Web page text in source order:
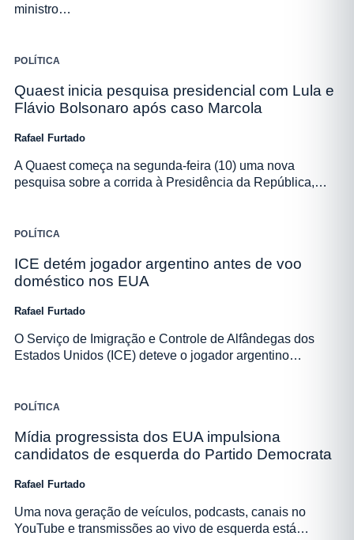
ministro…
POLÍTICA
Quaest inicia pesquisa presidencial com Lula e
Flávio Bolsonaro após caso Marcola
Rafael Furtado
A Quaest começa na segunda-feira (10) uma nova
pesquisa sobre a corrida à Presidência da República,…
POLÍTICA
ICE detém jogador argentino antes de voo
doméstico nos EUA
Rafael Furtado
O Serviço de Imigração e Controle de Alfândegas dos
Estados Unidos (ICE) deteve o jogador argentino…
POLÍTICA
Mídia progressista dos EUA impulsiona
candidatos de esquerda do Partido Democrata
Rafael Furtado
Uma nova geração de veículos, podcasts, canais no
YouTube e transmissões ao vivo de esquerda está…